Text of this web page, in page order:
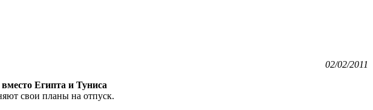
02/02/2011
Египта и Туниса
свои планы на отпуск.